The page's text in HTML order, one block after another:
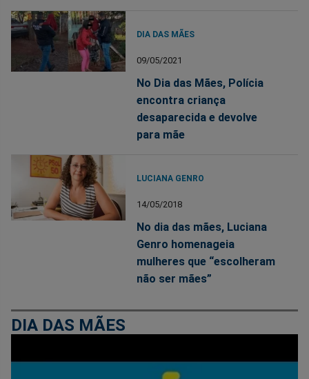
DIA DAS MÃES
09/05/2021
No Dia das Mães, Polícia
encontra criança
desaparecida e devolve
para mãe
LUCIANA GENRO
14/05/2018
No dia das mães, Luciana
Genro homenageia
mulheres que “escolheram
não ser mães”
DIA DAS MÃES